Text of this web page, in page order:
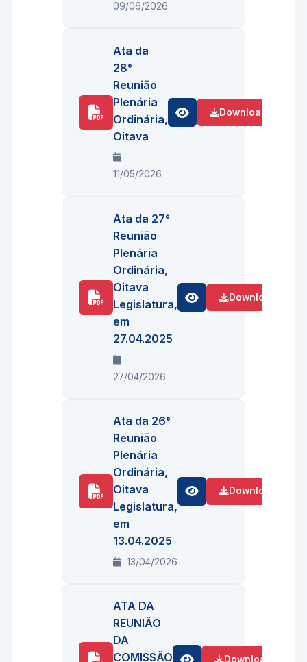
09/06/2026
Ata da
28°
Reunião
Plenária
Ordinária,
Oitava
11/05/2026
Download
Ata da 27°
Reunião
Plenária
Ordinária,
Oitava
Legislatura,
em
27.04.2025
27/04/2026
Download
Ata da 26°
Reunião
Plenária
Ordinária,
Oitava
Legislatura,
em
13.04.2025
13/04/2026
Download
ATA DA
REUNIÃO
DA
COMISSÃO
Download